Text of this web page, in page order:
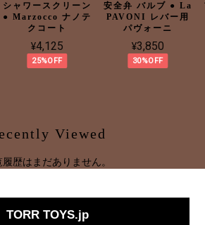
シャワースクリーン
● Marzocco ナノテ
クコート
¥4,125
25%OFF
安全弁 バルブ ● La
PAVONI レバー用
パヴォーニ
¥3,850
30%OFF
Viewed
履歴はまだありません。
TORR TOYS.jp